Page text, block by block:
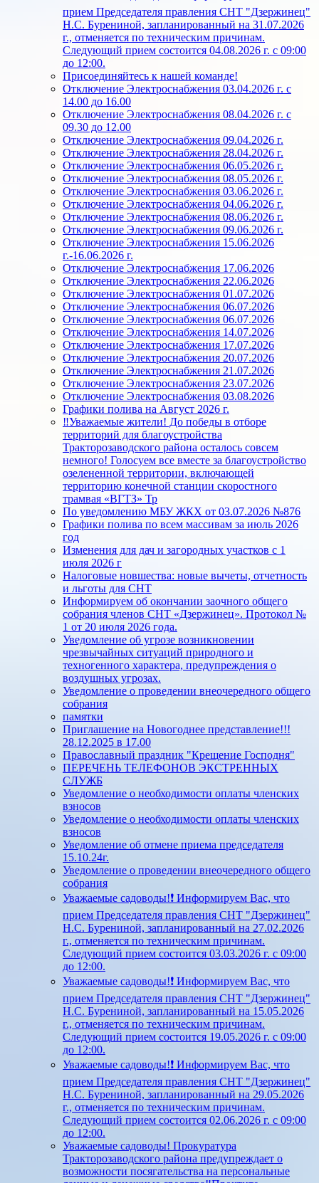
прием Председателя правления СНТ "Дзержинец"
Н.С. Бурениной, запланированный на 31.07.2026
г., отменяется по техническим причинам.
Следующий прием состоится 04.08.2026 г. с 09:00
до 12:00.
Присоединяйтесь к нашей команде!
Отключение Электроснабжения 03.04.2026 г. с
14.00 до 16.00
Отключение Электроснабжения 08.04.2026 г. с
09.30 до 12.00
Отключение Электроснабжения 09.04.2026 г.
Отключение Электроснабжения 28.04.2026 г.
Отключение Электроснабжения 06.05.2026 г.
Отключение Электроснабжения 08.05.2026 г.
Отключение Электроснабжения 03.06.2026 г.
Отключение Электроснабжения 04.06.2026 г.
Отключение Электроснабжения 08.06.2026 г.
Отключение Электроснабжения 09.06.2026 г.
Отключение Электроснабжения 15.06.2026
г.-16.06.2026 г.
Отключение Электроснабжения 17.06.2026
Отключение Электроснабжения 22.06.2026
Отключение Электроснабжения 01.07.2026
Отключение Электроснабжения 06.07.2026
Отключение Электроснабжения 06.07.2026
Отключение Электроснабжения 14.07.2026
Отключение Электроснабжения 17.07.2026
Отключение Электроснабжения 20.07.2026
Отключение Электроснабжения 21.07.2026
Отключение Электроснабжения 23.07.2026
Отключение Электроснабжения 03.08.2026
Графики полива на Август 2026 г.
‼️Уважаемые жители! До победы в отборе
территорий для благоустройства
Тракторозаводского района осталось совсем
немного! Голосуем все вместе за благоустройство
озелененной территории, включающей
территорию конечной станции скоростного
трамвая «ВГТЗ» Тр
По уведомлению МБУ ЖКХ от 03.07.2026 №876
Графики полива по всем массивам за июль 2026
год
Изменения для дач и загородных участков с 1
июля 2026 г
Налоговые новшества: новые вычеты, отчетность
и льготы для СНТ
Информируем об окончании заочного общего
собрания членов СНТ «Дзержинец». Протокол №
1 от 20 июля 2026 года.
Уведомление об угрозе возникновении
чрезвычайных ситуаций природного и
техногенного характера, предупреждения о
воздушных угрозах.
Уведомление о проведении внеочередного общего
собрания
памятки
Приглашение на Новогоднее представление!!!
28.12.2025 в 17.00
Православный праздник "Крещение Господня"
ПЕРЕЧЕНЬ ТЕЛЕФОНОВ ЭКСТРЕННЫХ
СЛУЖБ
Уведомление о необходимости оплаты членских
взносов
Уведомление о необходимости оплаты членских
взносов
Уведомление об отмене приема председателя
15.10.24г.
Уведомление о проведении внеочередного общего
собрания
Уважаемые садоводы!❗ Информируем Вас, что
прием Председателя правления СНТ "Дзержинец"
Н.С. Бурениной, запланированный на 27.02.2026
г., отменяется по техническим причинам.
Следующий прием состоится 03.03.2026 г. с 09:00
до 12:00.
Уважаемые садоводы!❗ Информируем Вас, что
прием Председателя правления СНТ "Дзержинец"
Н.С. Бурениной, запланированный на 15.05.2026
г., отменяется по техническим причинам.
Следующий прием состоится 19.05.2026 г. с 09:00
до 12:00.
Уважаемые садоводы!❗ Информируем Вас, что
прием Председателя правления СНТ "Дзержинец"
Н.С. Бурениной, запланированный на 29.05.2026
г., отменяется по техническим причинам.
Следующий прием состоится 02.06.2026 г. с 09:00
до 12:00.
Уважаемые садоводы! Прокуратура
Тракторозаводского района предупреждает о
возможности посягательства на персональные